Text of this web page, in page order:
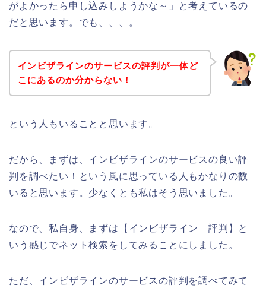
がよかったら申し込みしようかな～」と考えているの
だと思います。でも、、、。
インビザラインのサービスの評判が一体ど
こにあるのか分からない！
という人もいることと思います。
だから、まずは、インビザラインのサービスの良い評
判を調べたい！という風に思っている人もかなりの数
いると思います。少なくとも私はそう思いました。
なので、私自身、まずは【インビザライン 評判】と
いう感じでネット検索をしてみることにしました。
ただ、インビザラインのサービスの評判を調べてみて